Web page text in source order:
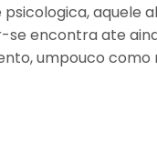
aquele
se encontra ate
umpouco como